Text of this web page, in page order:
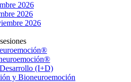
2026
2026
2026
(I+D)
y Bioneuroemoción